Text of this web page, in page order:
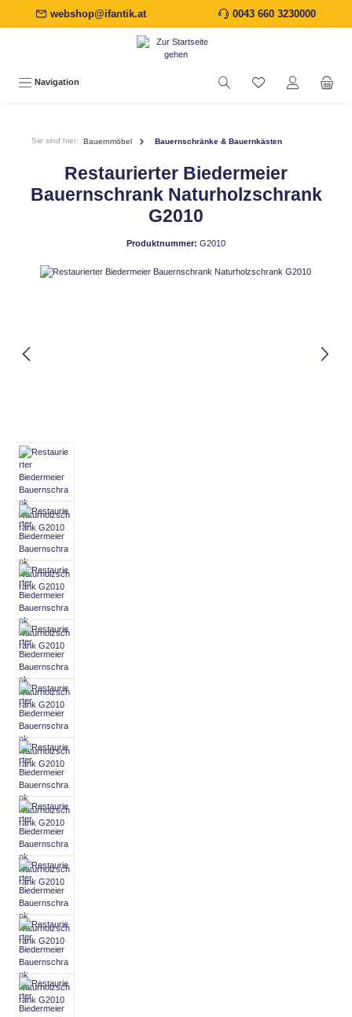
springenwebshop@ifantik.at 0043 660 3230000
Navigation
Sie sind hier: Bauernmöbel Bauernschränke & Bauernkästen
Restaurierter Biedermeier
Bauernschrank Naturholzschrank
G2010
Produktnummer: G2010